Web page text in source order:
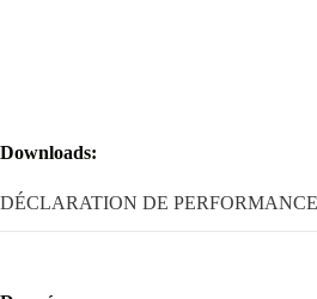
Downloads:
DÉCLARATION DE PERFORMANCE